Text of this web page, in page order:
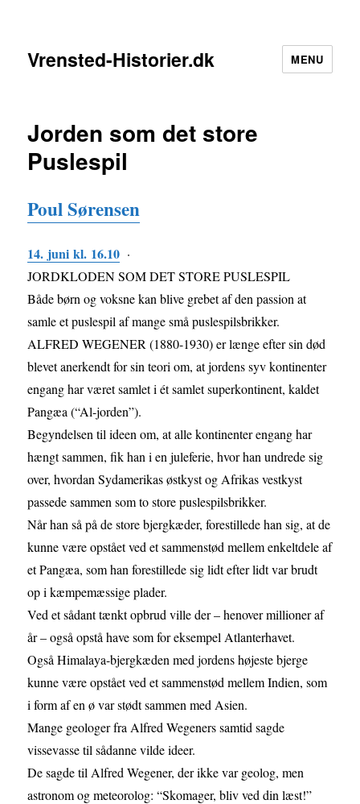
Vrensted-Historier.dk MENU
Jorden som det store
Puslespil
Poul Sørensen
14. juni kl. 16.10 ·
JORDKLODEN SOM DET STORE PUSLESPIL
Både børn og voksne kan blive grebet af den passion at
samle et puslespil af mange små puslespilsbrikker.
ALFRED WEGENER (1880-1930) er længe efter sin død
blevet anerkendt for sin teori om, at jordens syv kontinenter
engang har været samlet i ét samlet superkontinent, kaldet
Pangæa (“Al-jorden”).
Begyndelsen til ideen om, at alle kontinenter engang har
hængt sammen, fik han i en juleferie, hvor han undrede sig
over, hvordan Sydamerikas østkyst og Afrikas vestkyst
passede sammen som to store puslespilsbrikker.
Når han så på de store bjergkæder, forestillede han sig, at de
kunne være opstået ved et sammenstød mellem enkeltdele af
et Pangæa, som han forestillede sig lidt efter lidt var brudt
op i kæmpemæssige plader.
Ved et sådant tænkt opbrud ville der – henover millioner af
år – også opstå have som for eksempel Atlanterhavet.
Også Himalaya-bjergkæden med jordens højeste bjerge
kunne være opstået ved et sammenstød mellem Indien, som
i form af en ø var stødt sammen med Asien.
Mange geologer fra Alfred Wegeners samtid sagde
vissevasse til sådanne vilde ideer.
De sagde til Alfred Wegener, der ikke var geolog, men
astronom og meteorolog: “Skomager, bliv ved din læst!”